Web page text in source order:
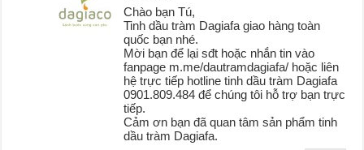
Chào bạn Tú,
Tinh dầu tràm Dagiafa giao hàng toàn
quốc bạn nhé.
Mời bạn để lại sđt hoặc nhắn tin vào
fanpage m.me/dautramdagiafa/ hoặc liên
hệ trực tiếp hotline tinh dầu tràm Dagiafa
0901.809.484 để chúng tôi hỗ trợ bạn trực
tiếp.
Cảm ơn bạn đã quan tâm sản phẩm tinh
dầu tràm Dagiafa.